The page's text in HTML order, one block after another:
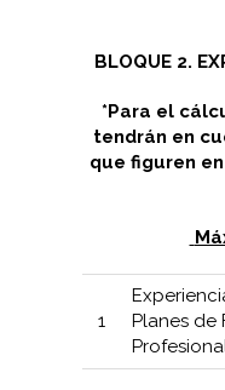
BLOQUE 2.
*Para el
tendrán en
que figuren
1
Planes de